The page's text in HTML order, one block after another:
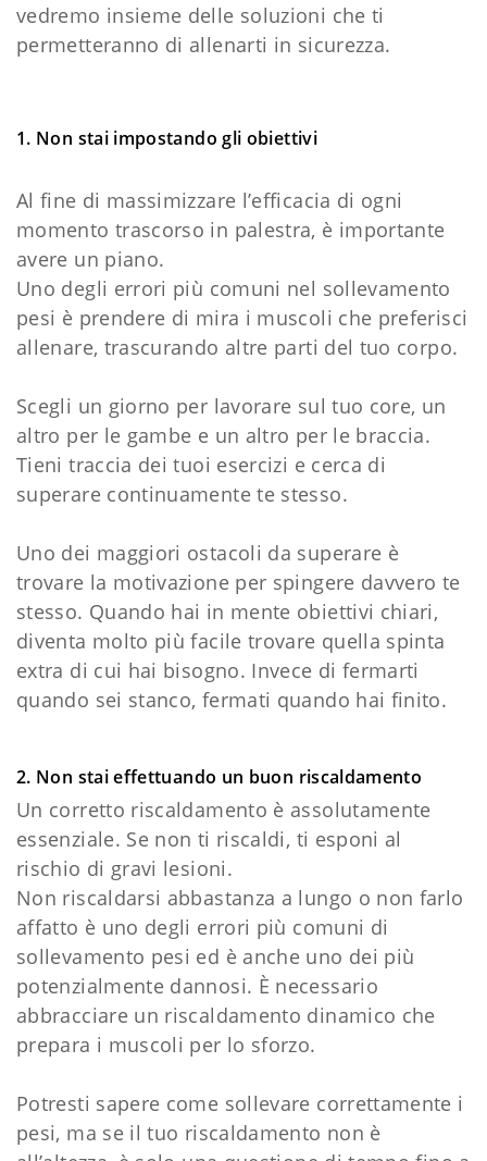
vedremo insieme delle soluzioni che ti
permetteranno di allenarti in sicurezza.
1. Non stai impostando gli obiettivi
Al fine di massimizzare l’efficacia di ogni
momento trascorso in palestra, è importante
avere un piano.
Uno degli errori più comuni nel sollevamento
pesi è prendere di mira i muscoli che preferisci
allenare, trascurando altre parti del tuo corpo.
Scegli un giorno per lavorare sul tuo core, un
altro per le gambe e un altro per le braccia.
Tieni traccia dei tuoi esercizi e cerca di
superare continuamente te stesso.
Uno dei maggiori ostacoli da superare è
trovare la motivazione per spingere davvero te
stesso. Quando hai in mente obiettivi chiari,
diventa molto più facile trovare quella spinta
extra di cui hai bisogno. Invece di fermarti
quando sei stanco, fermati quando hai finito.
2. Non stai effettuando un buon riscaldamento
Un corretto riscaldamento è assolutamente
essenziale. Se non ti riscaldi, ti esponi al
rischio di gravi lesioni.
Non riscaldarsi abbastanza a lungo o non farlo
affatto è uno degli errori più comuni di
sollevamento pesi ed è anche uno dei più
potenzialmente dannosi. È necessario
abbracciare un riscaldamento dinamico che
prepara i muscoli per lo sforzo.
Potresti sapere come sollevare correttamente i
pesi, ma se il tuo riscaldamento non è